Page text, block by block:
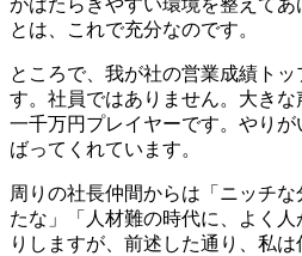
がはたらきやすい環境を整えて
とは、これで充分なのです。
ところで、我が社の営業成績ト
す。社員ではありません。大き
一千万円プレイヤーです。やり
ばってくれています。
周りの社長仲間からは「ニッチ
たな」「人材難の時代に、よく
りしますが、前述した通り、私